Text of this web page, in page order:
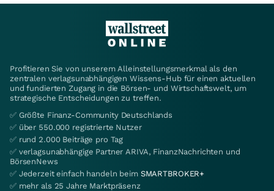
Profitieren Sie von unserem Alleinstellungsmerkmal als den
zentralen verlagsunabhängigen Wissens-Hub für einen aktuellen
und fundierten Zugang in die Börsen- und Wirtschaftswelt, um
strategische Entscheidungen zu treffen.
✅ Größte Finanz-Community Deutschlands
✅ über 550.000 registrierte Nutzer
✅ rund 2.000 Beiträge pro Tag
✅ verlagsunabhängige Partner ARIVA, FinanzNachrichten und
BörsenNews
✅ Jederzeit einfach handeln beim SMARTBROKER+
✅ mehr als 25 Jahre Marktpräsenz